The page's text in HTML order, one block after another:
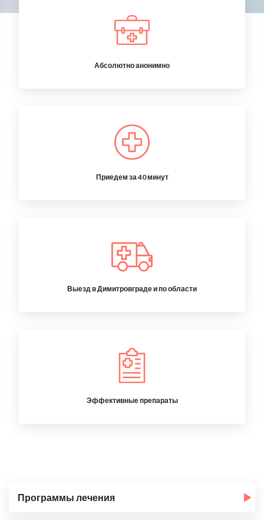
Абсолютно анонимно
Приедем за 40 минут
Выезд в Димитровграде и по области
Эффективные препараты
Программы лечения